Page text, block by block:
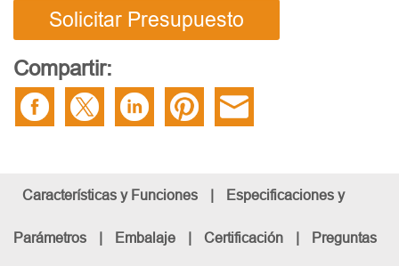
Solicitar Presupuesto
Compartir:
Características y Funciones | Especificaciones y
Parámetros | Embalaje | Certificación | Preguntas